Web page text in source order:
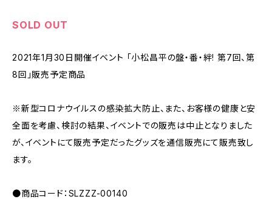
SOLD OUT
2021年1月30日開催イベント 「小松昌平の盤・番・絆! 第7回、第
8回」販売予定商品
※新型コロナウイルスの感染拡大防止、また、お客様の健康と安
全面を考慮、検討の結果、イベントでの販売は中止となりました
が、イベントにて販売予定だったグッズを通信販売にて販売致し
ます。
●商品コード：SLZZZ-00140